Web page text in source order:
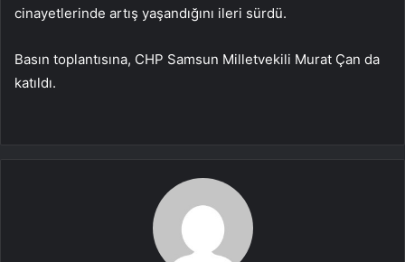
cinayetlerinde artış yaşandığını ileri sürdü.
Basın toplantısına, CHP Samsun Milletvekili Murat Çan da
katıldı.